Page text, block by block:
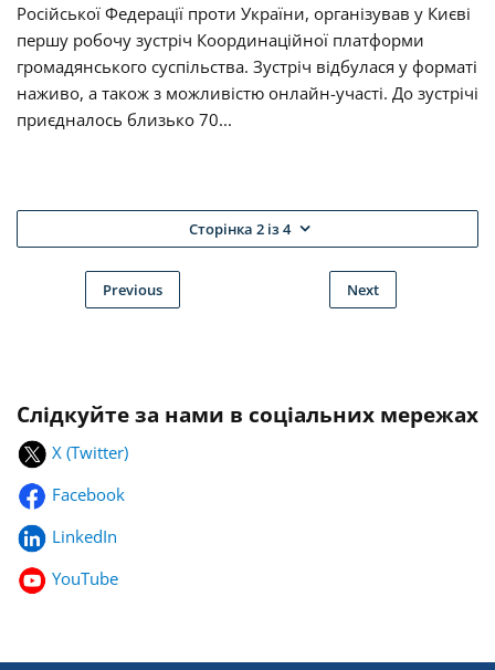
Російської Федерації проти України, організував у Києві
першу робочу зустріч Координаційної платформи
громадянського суспільства. Зустріч відбулася у форматі
наживо, а також з можливістю онлайн-участі. До зустрічі
приєдналось близько 70...
Сторінка 2 із 4
Previous Next
Слідкуйте за нами в соціальних мережах
X (Twitter)
Facebook
LinkedIn
YouTube